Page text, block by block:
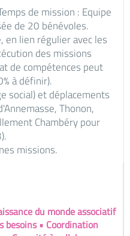
de mission : Equipe
de 20 bénévoles.
en lien régulier avec les
des missions
de compétences peut
à définir).
social) et déplacements
Thonon,
Chambéry pour
missions.
du monde associatif
besoins • Coordination